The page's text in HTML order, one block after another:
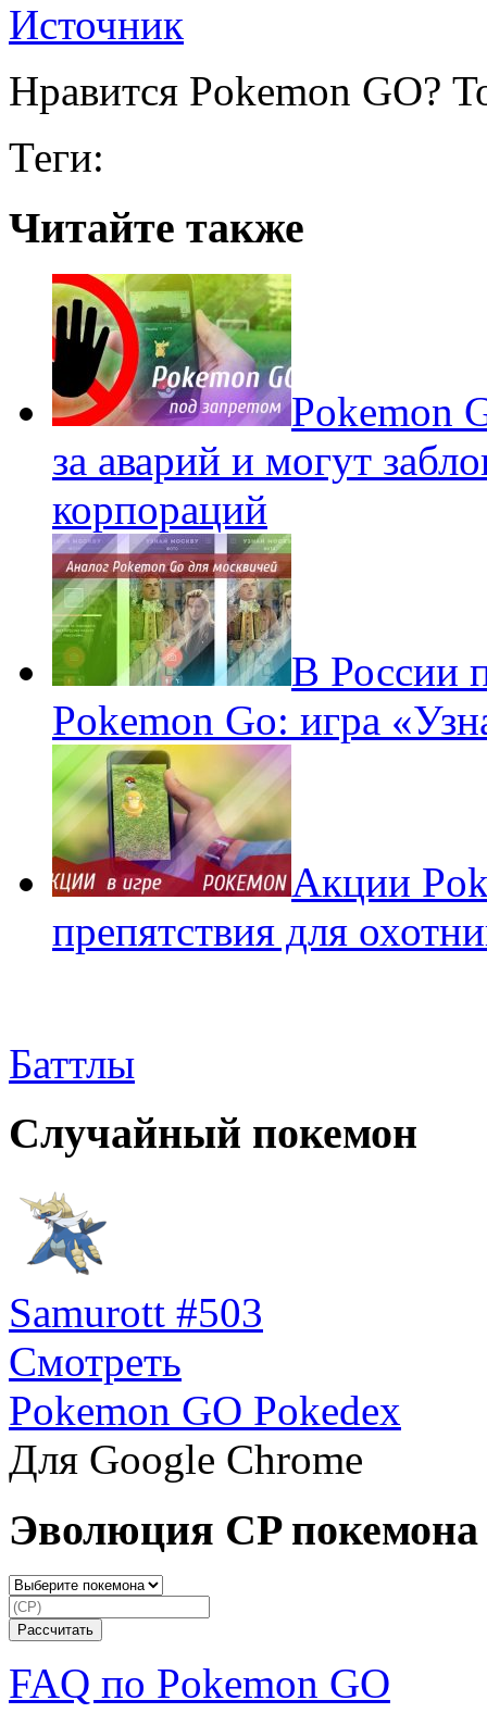
Источник
Нравится Pokemon GO?
Теги:
Читайте также
Pokеmon
за аварий и могут
корпораций
В России
Pokemon Go: игра
Акции
препятствия для
Баттлы
Случайный покемон
Samurott #503
Смотреть
Pokemon GO Pokedex
Для Google Chrome
Эволюция CP покемона
FAQ по Pokemon GO